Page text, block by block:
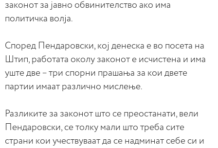
законот за јавно обвинителство ако има
политичка волја.
Според Пендаровски, кој денеска е во посета на
Штип, работата околу законот е исчистена и има
уште две – три спорни прашања за кои двете
партии имаат различно мислење.
Разликите за законот што се преостанати, вели
Пендаровски, се толку мали што треба сите
страни кои учествуваат да се надминат себе си и